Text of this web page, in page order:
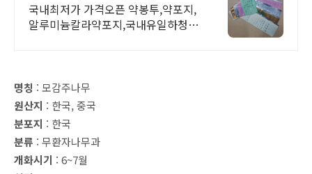
국내최저가 가격오픈 약봉투,약포지,
알루미늄칼라약포지,국내유일하청전
명칭 : 모감주나무
원산지 : 한국, 중국
분포지 : 한국
분류 : 무환자나무과
개화시기 : 6~7월